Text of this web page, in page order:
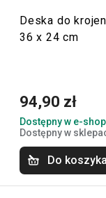
Deska do
36 x 24 cm
94,90 zł
Dostępny w e-
Dostępny w
Do koszyka